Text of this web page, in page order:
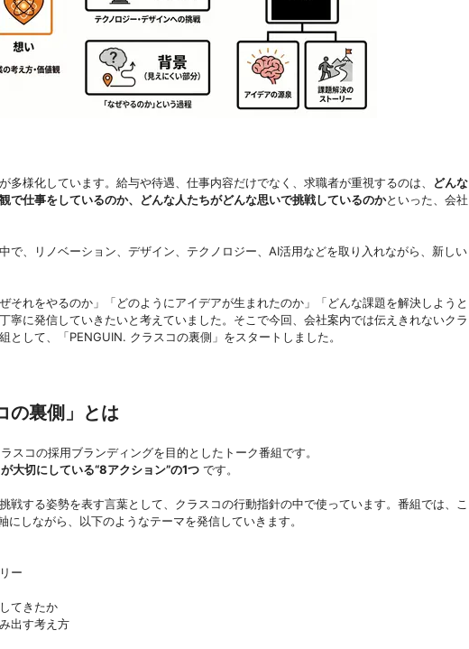
多様化しています。給与や待遇、仕事内容だけでなく、求職者が重視するのは、
どんな
で仕事をしているのか、どんな人たちがどんな思いで挑戦しているのかといった、会社
で、リノベーション、デザイン、テクノロジー、AI活用などを取り入れながら、新しい
それをやるのか」「どのようにアイデアが生まれたのか」「どんな課題を解決しようと
寧に発信していきたいと考えていました。そこで今回、会社案内では伝えきれないクラ
として、「PENGUIN. クラスコの裏側」をスタートしました。
の裏側」とは
スコの採用ブランディングを目的としたトーク番組です。
大切にしている“8アクション”の1つです。
戦する姿勢を表す言葉として、クラスコの行動指針の中で使っています。番組では、こ
しながら、以下のようなテーマを発信していきます。
ー
てきたか
出す考え方